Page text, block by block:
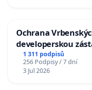
Ochrana
developerskou
1 311 podpisů
256 Podpisy / 7 dní
3 Jul 2026